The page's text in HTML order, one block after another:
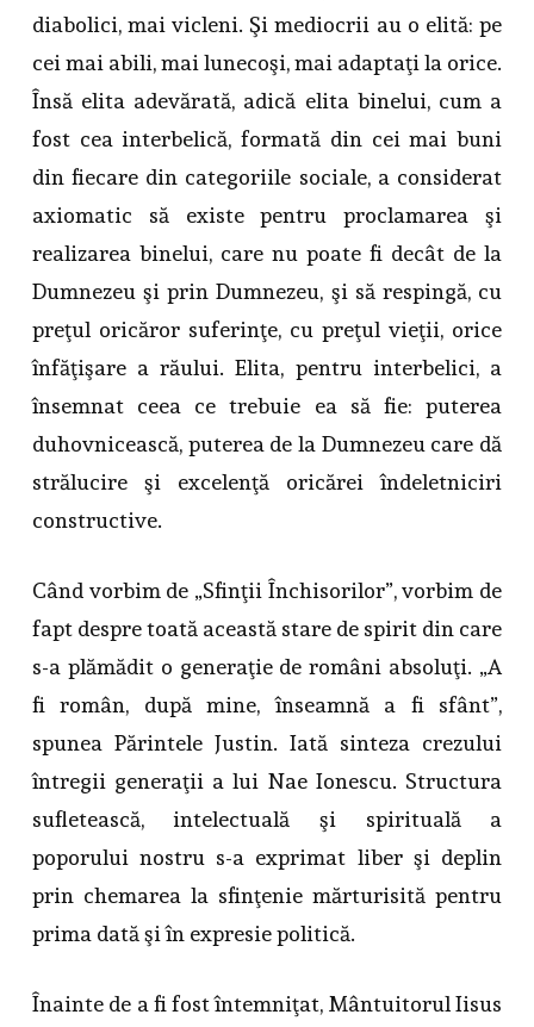
diabolici, mai vicleni. Şi mediocrii au o elită: pe
cei mai abili, mai lunecoşi, mai adaptaţi la orice.
Însă elita adevărată, adică elita binelui, cum a
fost cea interbelică, formată din cei mai buni
din fiecare din categoriile sociale, a considerat
axiomatic să existe pentru proclamarea şi
realizarea binelui, care nu poate fi decât de la
Dumnezeu şi prin Dumnezeu, şi să respingă, cu
preţul oricăror suferinţe, cu preţul vieţii, orice
înfăţişare a răului. Elita, pentru interbelici, a
însemnat ceea ce trebuie ea să fie: puterea
duhovnicească, puterea de la Dumnezeu care dă
strălucire şi excelenţă oricărei îndeletniciri
constructive.
Când vorbim de „Sfinţii Închisorilor”, vorbim de
fapt despre toată această stare de spirit din care
s-a plămădit o generaţie de români absoluţi. „A
fi român, după mine, înseamnă a fi sfânt”,
spunea Părintele Justin. Iată sinteza crezului
întregii generaţii a lui Nae Ionescu. Structura
sufletească, intelectuală şi spirituală a
poporului nostru s-a exprimat liber şi deplin
prin chemarea la sfinţenie mărturisită pentru
prima dată şi în expresie politică.
Înainte de a fi fost întemniţat, Mântuitorul Iisus